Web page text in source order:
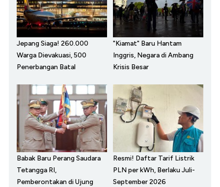
Jepang Siaga! 260.000
Warga Dievakuasi, 500
Penerbangan Batal
"Kiamat" Baru Hantam
Inggris, Negara di Ambang
Krisis Besar
Babak Baru Perang Saudara
Tetangga RI,
Pemberontakan di Ujung
Resmi! Daftar Tarif Listrik
PLN per kWh, Berlaku Juli-
September 2026